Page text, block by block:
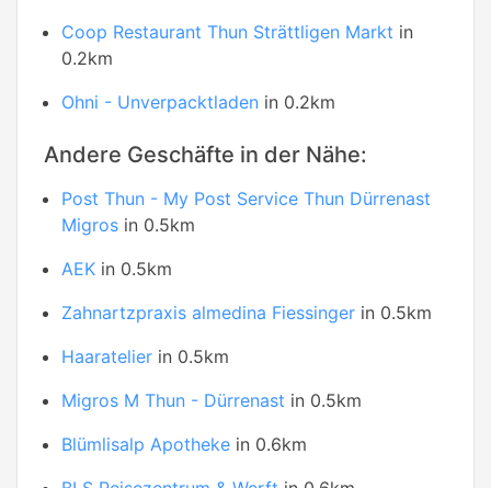
Coop Restaurant Thun Strättligen Markt in
0.2km
Ohni - Unverpacktladen in 0.2km
Andere Geschäfte in der Nähe:
Post Thun - My Post Service Thun Dürrenast
Migros in 0.5km
AEK in 0.5km
Zahnartzpraxis almedina Fiessinger in 0.5km
Haaratelier in 0.5km
Migros M Thun - Dürrenast in 0.5km
Blümlisalp Apotheke in 0.6km